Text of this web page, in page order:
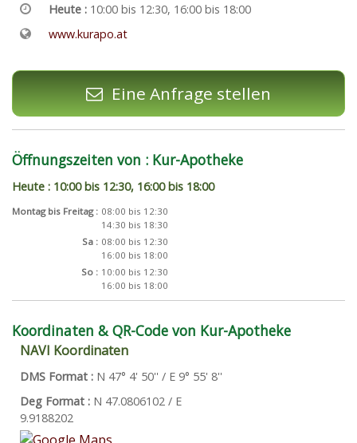
Heute : 10:00 bis 12:30, 16:00 bis 18:00
www.kurapo.at
Eine Anfrage stellen
Öffnungszeiten von : Kur-Apotheke
Heute : 10:00 bis 12:30, 16:00 bis 18:00
Montag bis Freitag : 08:00 bis 12:30
14:30 bis 18:30
Sa : 08:00 bis 12:30
16:00 bis 18:00
So : 10:00 bis 12:30
16:00 bis 18:00
Koordinaten & QR-Code von Kur-Apotheke
NAVI Koordinaten
DMS Format : N 47° 4' 50'' / E 9° 55' 8''
Deg Format : N 47.0806102 / E
9.9188202